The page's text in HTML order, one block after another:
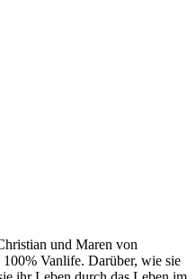
und Maren von
Vanlife. Darüber, wie sie